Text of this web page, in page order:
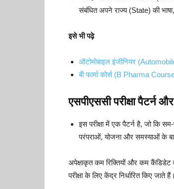
संबंधित अपने राज्य (State) की
इसे भी पढ़े
ऑटोमोबाइल इंजीनियर
बी फार्मा कोर्स (B Pharma
एसपीएससी परीक्षा पैटर्न
इस परीक्षा में एक पैटर्न है, जो कि सम-
परंपराओं, योजना और समस्याओं के
अपेक्षाकृत कम रिक्तियों और कम कैंडिडेट
परीक्षा के लिए केंद्र निर्धारित किए जाते हैं।